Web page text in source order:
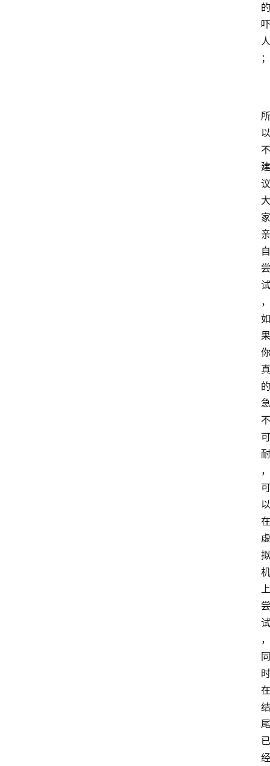
的
吓
人
；
所
以
不
建
议
大
家
亲
自
尝
试
，
如
果
你
真
的
急
不
可
耐
，
可
以
在
虚
拟
机
上
尝
试
，
同
时
在
结
尾
已
经